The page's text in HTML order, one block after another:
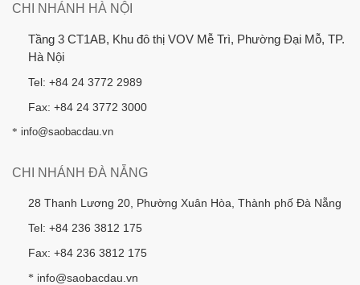
CHI NHÁNH HÀ NỘI
Tầng 3 CT1AB, Khu đô thị VOV Mễ Trì, Phường Đại Mỗ, TP.
Hà Nội
Tel: +84 24 3772 2989
Fax: +84 24 3772 3000
* info@saobacdau.vn
CHI NHÁNH ĐÀ NẴNG
28 Thanh Lương 20, Phường Xuân Hòa, Thành phố Đà Nẵng
Tel: +84 236 3812 175
Fax: +84 236 3812 175
* info@saobacdau.vn